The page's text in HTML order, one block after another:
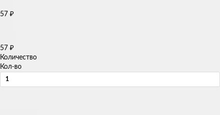
57 ₽
57 ₽
Количество
Кол-во